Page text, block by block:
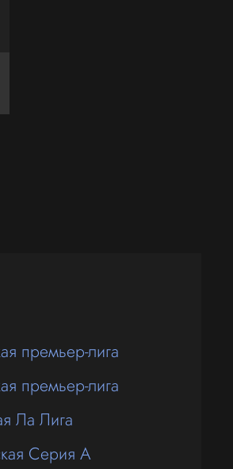
премьер-лига
премьер-лига
Ла Лига
Серия А